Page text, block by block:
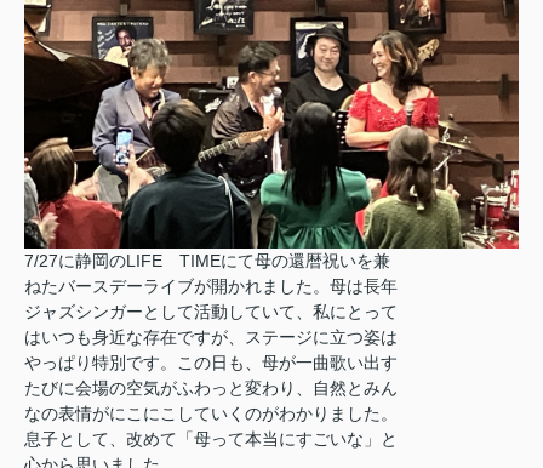
7/27に静岡のLIFE TIMEにて母の還暦祝いを兼
ねたバースデーライブが開かれました。母は長年
ジャズシンガーとして活動していて、私にとって
はいつも身近な存在ですが、ステージに立つ姿は
やっぱり特別です。この日も、母が一曲歌い出す
たびに会場の空気がふわっと変わり、自然とみん
なの表情がにこにこしていくのがわかりました。
息子として、改めて「母って本当にすごいな」と
心から思いました。